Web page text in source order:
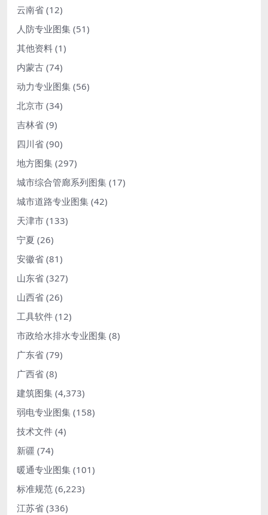
云南省 (12)
人防专业图集 (51)
其他资料 (1)
内蒙古 (74)
动力专业图集 (56)
北京市 (34)
吉林省 (9)
四川省 (90)
地方图集 (297)
城市综合管廊系列图集 (17)
城市道路专业图集 (42)
天津市 (133)
宁夏 (26)
安徽省 (81)
山东省 (327)
山西省 (26)
工具软件 (12)
市政给水排水专业图集 (8)
广东省 (79)
广西省 (8)
建筑图集 (4,373)
弱电专业图集 (158)
技术文件 (4)
新疆 (74)
暖通专业图集 (101)
标准规范 (6,223)
江苏省 (336)